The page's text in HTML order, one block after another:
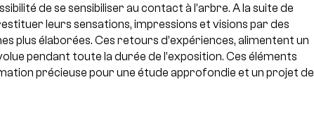
de se sensibiliser au contact à l’arbre. A la suite de
leurs sensations, impressions et visions par des
plus élaborées. Ces retours d’expériences, alimentent un
pendant toute la durée de l’exposition. Ces éléments
précieuse pour une étude approfondie et un projet de